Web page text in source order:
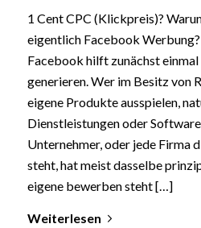
1 Cent CPC (Klickpreis)?
eigentlich Facebook
Facebook hilft zunächst
generieren. Wer im Besitz von
eigene Produkte ausspielen,
Dienstleistungen oder
Unternehmer, oder jede Firma
steht, hat meist dasselbe
eigene bewerben steht […]
Weiterlesen